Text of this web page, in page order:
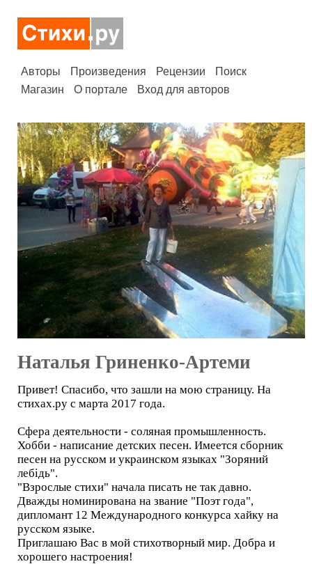
Авторы Произведения Рецензии
Поиск
Магазин
О портале Вход для авторов
Наталья Гриненко-Артеми
Привет! Спасибо, что зашли на мою страницу. На
стихах.ру с марта 2017 года.
Сфера деятельности - соляная промышленность.
Хобби - написание детских песен. Имеется сборник
песен на русском и украинском языках "Зоряний
лебідь".
"Взрослые стихи" начала писать не так давно.
Дважды номинирована на звание "Поэт года",
дипломант 12 Международного конкурса хайку на
русском языке.
Приглашаю Вас в мой стихотворный мир. Добра и
хорошего настроения!